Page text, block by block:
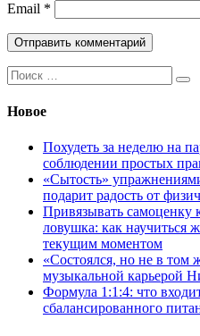
Email *
Поиск:
Новое
Похудеть за неделю на
соблюдении простых
«Сытость»
подарит радость от
Привязывать самоценку
ловушка: как научиться
текущим моментом
«Состоялся, но не в том
музыкальной карьерой
Формула 1:1:4: что
сбалансированного